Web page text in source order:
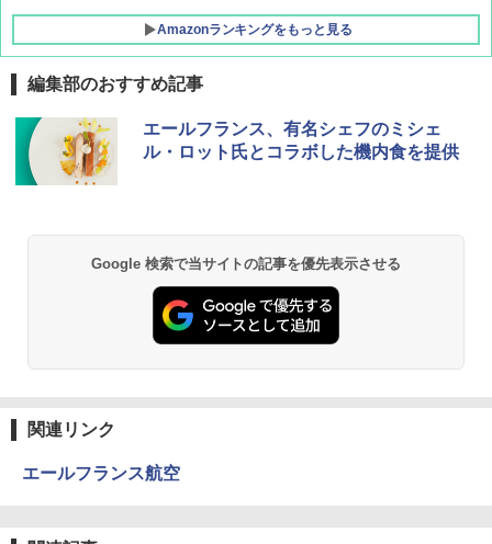
Amazonランキングをもっと見る
D40 地球の歩き方 チェンマイ タイ北部の魅
力的な町 2026～2027 地球の歩き方D アジア
地球の歩き方 スター・ウォーズ
￥2,695
[キャンパーズコレクション 山善] ポップアッ
プテント 傘みたいに広げて畳める パッとサ
ッとサンシェード キューブ フルクローズ メ
￥6,830
PYKES PEAK (パイクスピーク) 着替えテン
ト プライバシー テント 【中が透けない】 1
人用 折りたたみ 防災グッズ 災害用トイレ ビ
易 トイレテント (ブラック)
ENDLESS BASE 《めざましテレビで紹介》
GRANDOOR ステンレス保冷剤 2個セット 2
026リニューアル 急速冷凍 空間倍増 衛生的
コンパクト 保冷力長持ち
BUNDOK(バンドック)ソロ ドーム 1 EX BDK
レーム ドーム型 テント
編集部のおすすめ記事
エールフランス、有名シェフのミシェ
ル・ロット氏とコラボした機内食を提供
Google 検索で当サイトの記事を優先表示させる
関連リンク
エールフランス航空